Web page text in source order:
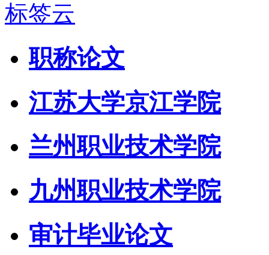
标签云
职称论文
江苏大学京江学院
兰州职业技术学院
九州职业技术学院
审计毕业论文